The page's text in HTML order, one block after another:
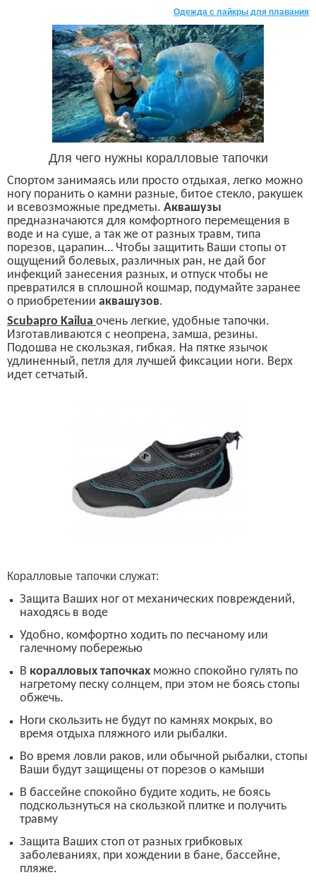
Одежда с лайкры для плавания
Для чего нужны коралловые тапочки
Спортом занимаясь или просто отдыхая, легко можно
ногу поранить о камни разные, битое стекло, ракушек
и всевозможные предметы. Аквашузы
предназначаются для комфортного перемещения в
воде и на суше, а так же от разных травм, типа
порезов, царапин… Чтобы защитить Ваши стопы от
ощущений болевых, различных ран, не дай бог
инфекций занесения разных, и отпуск чтобы не
превратился в сплошной кошмар, подумайте заранее
о приобретении аквашузов.
Scubapro Kailua очень легкие, удобные тапочки.
Изготавливаются с неопрена, замша, резины.
Подошва не скользкая, гибкая. На пятке язычок
удлиненный, петля для лучшей фиксации ноги. Верх
идет сетчатый.
Коралловые тапочки служат:
Защита Ваших ног от механических повреждений,
находясь в воде
Удобно, комфортно ходить по песчаному или
галечному побережью
В коралловых тапочках можно спокойно гулять по
нагретому песку солнцем, при этом не боясь стопы
обжечь.
Ноги скользить не будут по камнях мокрых, во
время отдыха пляжного или рыбалки.
Во время ловли раков, или обычной рыбалки, стопы
Ваши будут защищены от порезов о камыши
В бассейне спокойно будите ходить, не боясь
подскользнуться на скользкой плитке и получить
травму
Защита Ваших стоп от разных грибковых
заболеваниях, при хождении в бане, бассейне,
пляже.